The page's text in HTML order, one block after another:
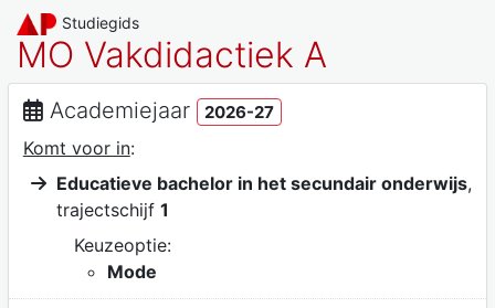
Studiegids
MO Vakdidactiek A
Academiejaar 2026-27
Komt voor in:
Educatieve bachelor in het secundair onderwijs,
trajectschijf 1
Keuzeoptie:
Mode